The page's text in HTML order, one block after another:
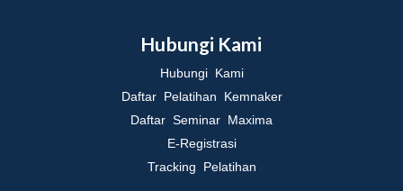
Hubungi Kami
Hubungi Kami
Daftar Pelatihan Kemnaker
Daftar Seminar Maxima
E-Registrasi
Tracking Pelatihan